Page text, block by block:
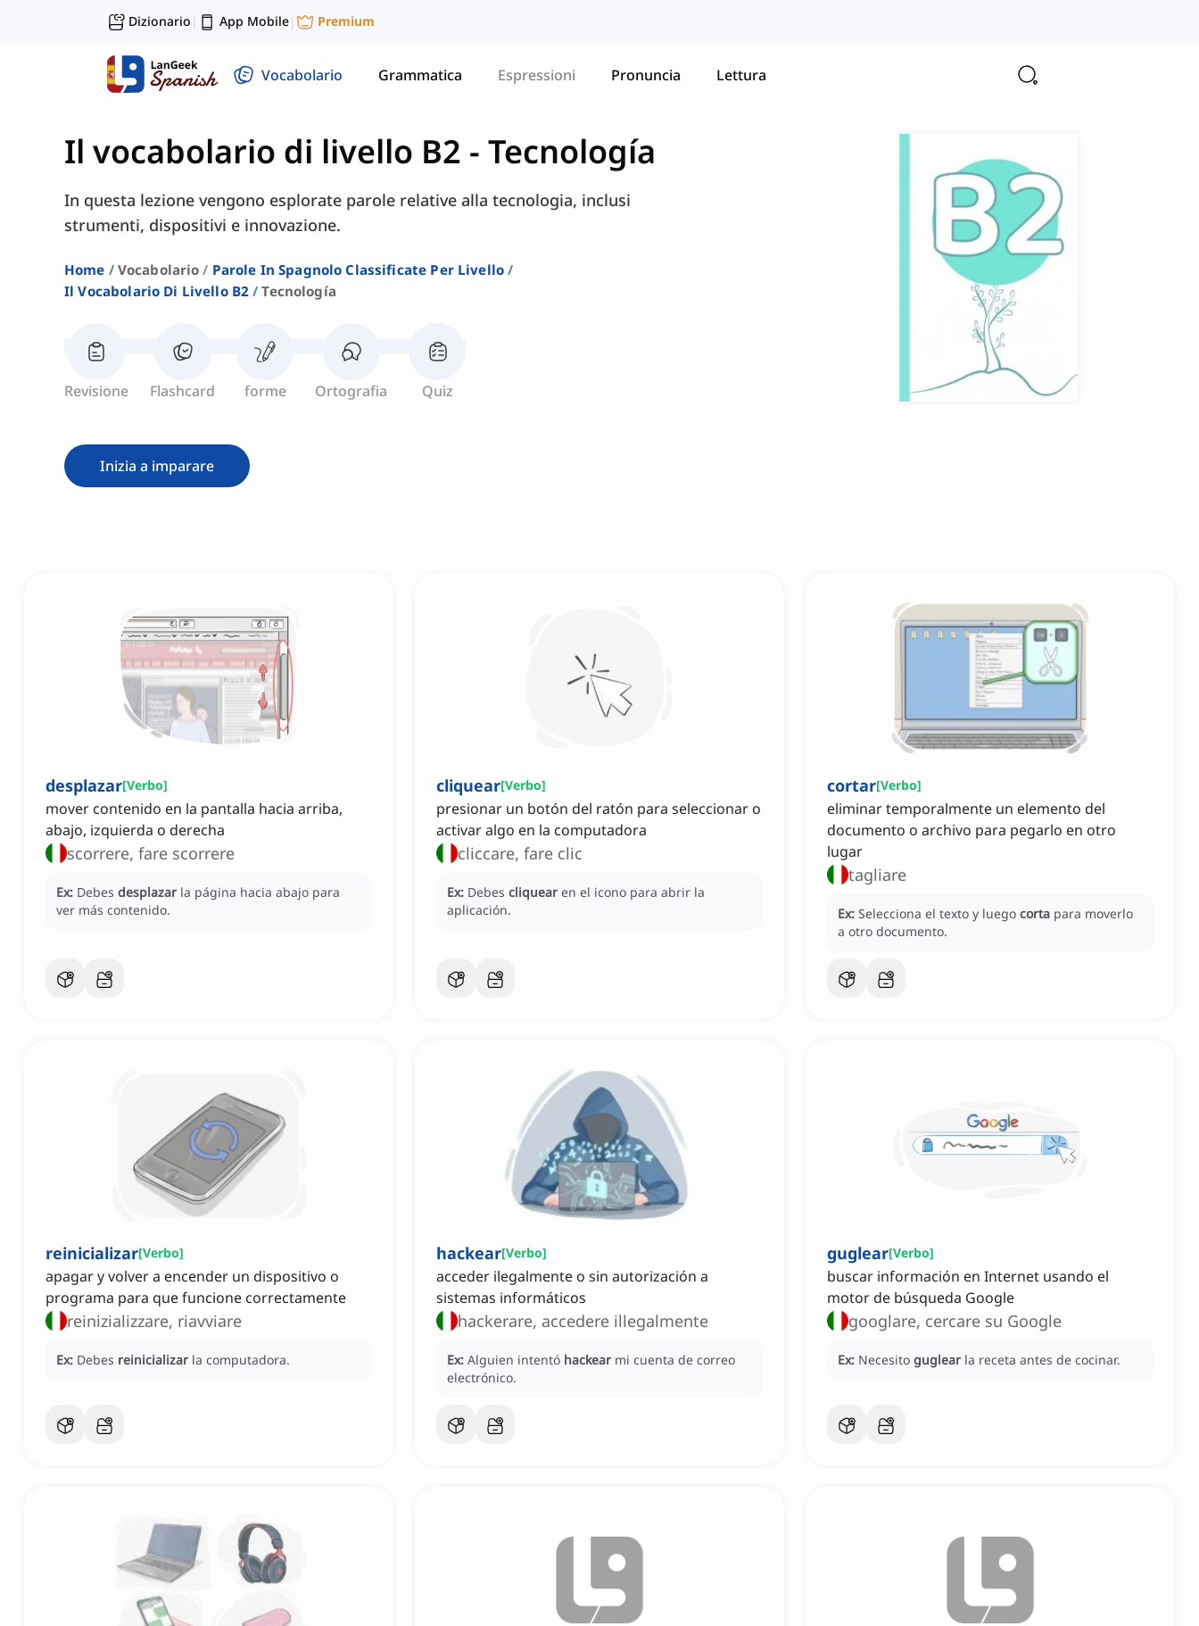
Dizionario | App Mobile| Premium
Vocabolario Grammatica Espressioni Pronuncia Lettura
Il vocabolario di livello B2 - Tecnología
In questa lezione vengono esplorate parole relative alla tecnologia, inclusi
strumenti, dispositivi e innovazione.
Home Vocabolario
Parole In Spagnolo Classificate Per Livello
Il Vocabolario Di Livello B2
Tecnología
Revisione Flashcard forme Ortografia Quiz
Inizia a imparare
desplazar[Verbo]
mover contenido en la pantalla hacia arriba,
abajo, izquierda o derecha
scorrere, fare scorrere
Ex: Debes desplazar la página hacia abajo para
ver más contenido.
cliquear[Verbo]
presionar un botón del ratón para seleccionar o
activar algo en la computadora
cliccare, fare clic
Ex: Debes cliquear en el icono para abrir la
aplicación.
cortar[Verbo]
eliminar temporalmente un elemento del
documento o archivo para pegarlo en otro
lugar
tagliare
Ex: Selecciona el texto y luego corta para moverlo
a otro documento.
reinicializar[Verbo]
apagar y volver a encender un dispositivo o
programa para que funcione correctamente
reinizializzare, riavviare
Ex: Debes reinicializar la computadora.
hackear[Verbo]
acceder ilegalmente o sin autorización a
sistemas informáticos
hackerare, accedere illegalmente
Ex: Alguien intentó hackear mi cuenta de correo
electrónico.
guglear[Verbo]
buscar información en Internet usando el
motor de búsqueda Google
googlare, cercare su Google
Ex: Necesito guglear la receta antes de cocinar.